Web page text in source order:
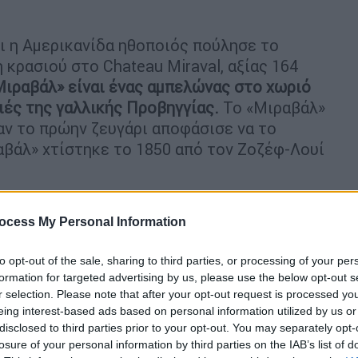
My Personal Information
opt-out of the sale, sharing to third parties, or processing of your
for targeted advertising by us, please use the below opt-out
selection. Please note that after your opt-out request is processed
interest-based ads based on personal information utilized by us
to third parties prior to your opt-out. You may separately
of your personal information by third parties on the IAB’s list of
Αμερικανίδα ηθοποιός πούλησε το
κρασιού στο Chateau Miraval, αξίας 164
είναι ένας αμπελώνας στο χωριό
της γαλλικής Προβηγγίας. Το «Μιραβάλ»
το πρώην ζευγάρι αποφάσισε να το
χτίστηκε το 1850 από τον Ζοζέφ-Λουί
στούντιο ηχογράφησης.
Pink Floyd. Ο
ανακαίνιση στα Miraval Studios στο
χρηματικά ποσά.